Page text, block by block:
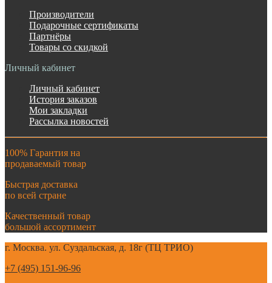
Производители
Подарочные сертификаты
Партнёры
Товары со скидкой
Личный кабинет
Личный кабинет
История заказов
Мои закладки
Рассылка новостей
100% Гарантия на
продаваемый товар
Быстрая доставка
по всей стране
Качественный товар
большой ассортимент
г. Москва. ул. Суздальская, д. 18г (ТЦ ТРИО)
+7 (495) 151-96-96